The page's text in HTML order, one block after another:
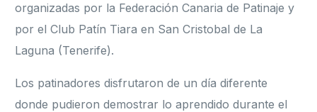
organizadas por la Federación Canaria de Patinaje y
por el Club Patín Tiara en San Cristobal de La
Laguna (Tenerife).
Los patinadores disfrutaron de un día diferente
donde pudieron demostrar lo aprendido durante el